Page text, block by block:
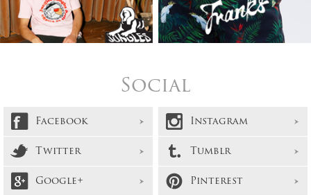
Social
Facebook
Instagram
Twitter
Tumblr
Google+
Pinterest